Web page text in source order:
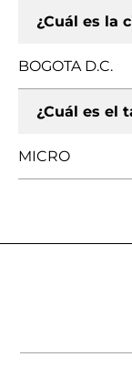
¿Cuál es la
BOGOTA D.C.
¿Cuál es el
MICRO